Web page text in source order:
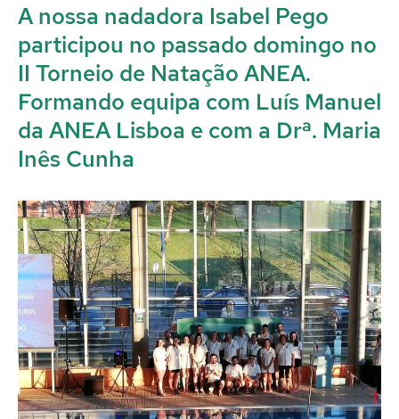
A nossa nadadora Isabel Pego
participou no passado domingo no
II Torneio de Natação ANEA.
Formando equipa com Luís Manuel
da ANEA Lisboa e com a Drª. Maria
Inês Cunha